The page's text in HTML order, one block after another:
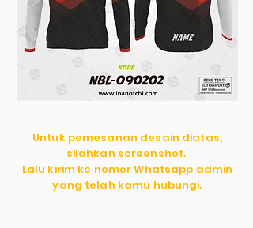
Untuk pemesanan desain diatas,
silahkan screenshot.
Lalu kirim ke nomor Whatsapp admin
yang telah kamu hubungi.